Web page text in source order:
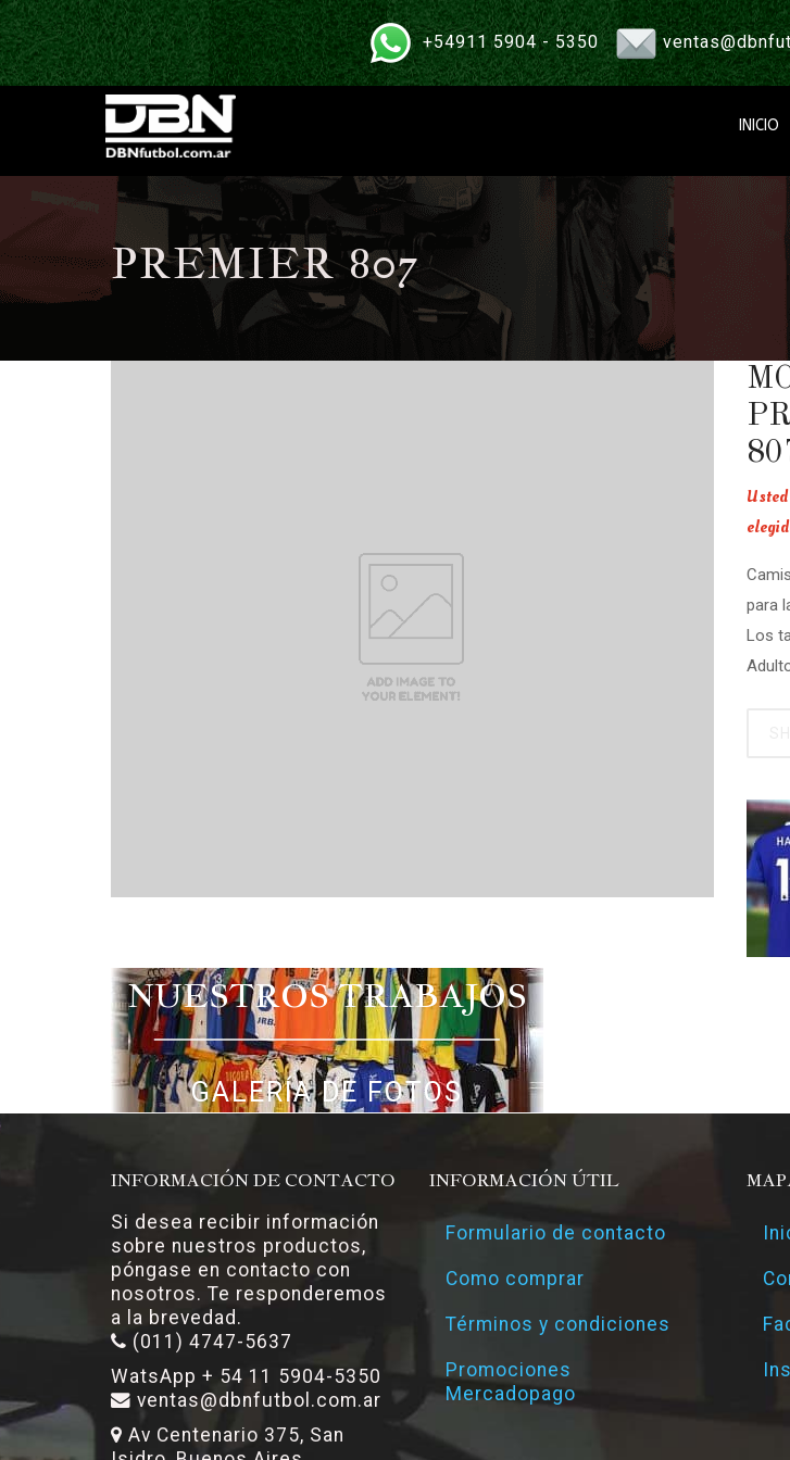
+54911 5904 - 5350
INICIO
PREMIER 807
NUESTROS TRABAJOS
GALERÍA DE FOTOS
para
Los
INFORMACIÓN DE CONTACTO
Si desea recibir información
sobre nuestros productos,
póngase en contacto con
nosotros. Te responderemos
a la brevedad.
(011) 4747-5637
WatsApp + 54 11 5904-5350
ventas@dbnfutbol.com.ar
Av Centenario 375, San
INFORMACIÓN ÚTIL
Formulario de contacto
Como comprar
Términos y condiciones
Promociones
Mercadopago